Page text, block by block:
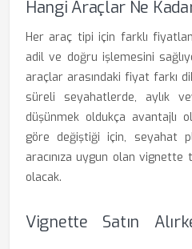
Hangi Araçlar Ne
Her araç tipi için farklı
adil ve doğru işlemesini
araçlar arasındaki fiyat farkı
süreli seyahatlerde, aylık
düşünmek oldukça avantajlı
göre değiştiği için, seyahat
aracınıza uygun olan
olacak.
Vignette Satın